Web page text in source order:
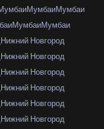
МумбаиМумбаи
МумбаиМумбаи
Нижний Новгород
Нижний Новгород
Нижний Новгород
Нижний Новгород
Нижний Новгород
Нижний Новгород